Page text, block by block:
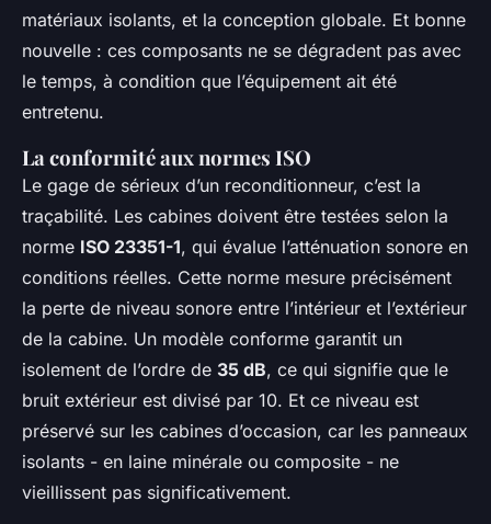
matériaux isolants, et la conception globale. Et bonne
nouvelle : ces composants ne se dégradent pas avec
le temps, à condition que l’équipement ait été
entretenu.
La conformité aux normes ISO
Le gage de sérieux d’un reconditionneur, c’est la
traçabilité. Les cabines doivent être testées selon la
norme ISO 23351-1, qui évalue l’atténuation sonore en
conditions réelles. Cette norme mesure précisément
la perte de niveau sonore entre l’intérieur et l’extérieur
de la cabine. Un modèle conforme garantit un
isolement de l’ordre de 35 dB, ce qui signifie que le
bruit extérieur est divisé par 10. Et ce niveau est
préservé sur les cabines d’occasion, car les panneaux
isolants - en laine minérale ou composite - ne
vieillissent pas significativement.